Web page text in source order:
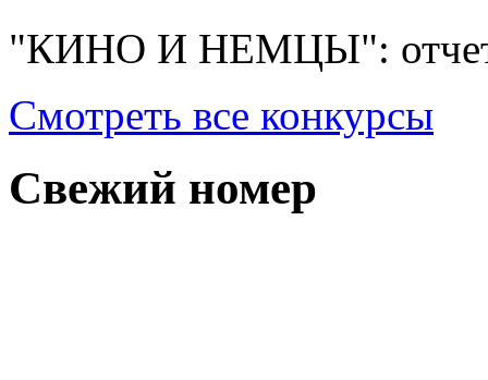
"КИНО И НЕМЦЫ": отчет
Смотреть все конкурсы
Свежий номер